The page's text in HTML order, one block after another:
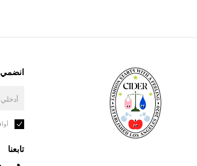
انضمي
تابعنا